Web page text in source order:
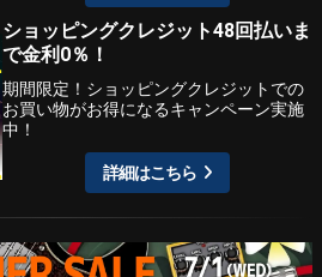
ショッピングクレジット48回払いま
で金利0％！
期間限定！ショッピングクレジットでの
お買い物がお得になるキャンペーン実施
中！
詳細はこちら